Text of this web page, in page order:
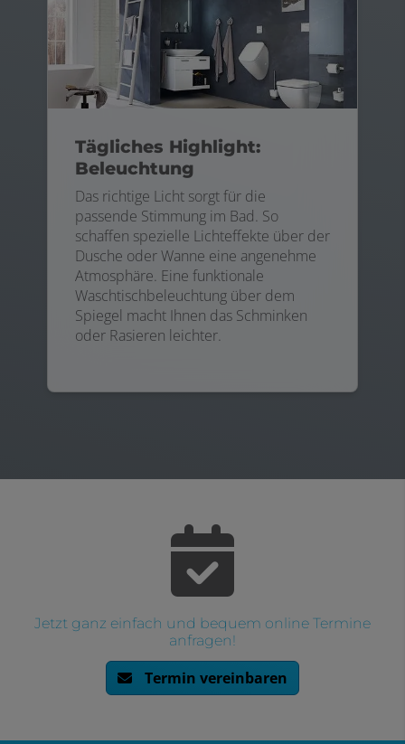
Tägliches Highlight:
Beleuchtung
Das richtige Licht sorgt für die
passende Stimmung im Bad. So
schaffen spezielle Lichteffekte über der
Dusche oder Wanne eine angenehme
Atmosphäre. Eine funktionale
Waschtischbeleuchtung über dem
Spiegel macht Ihnen das Schminken
oder Rasieren leichter.
Jetzt ganz einfach und bequem online Termine
anfragen!
Termin vereinbaren